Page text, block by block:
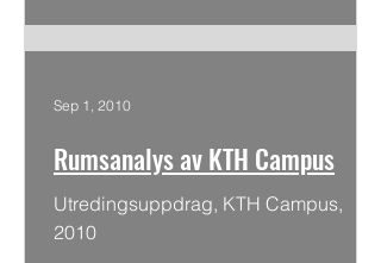
Rumsanalys av KTH Campus
Utredingsuppdrag, KTH Campus,
2010
Sep 1, 2010